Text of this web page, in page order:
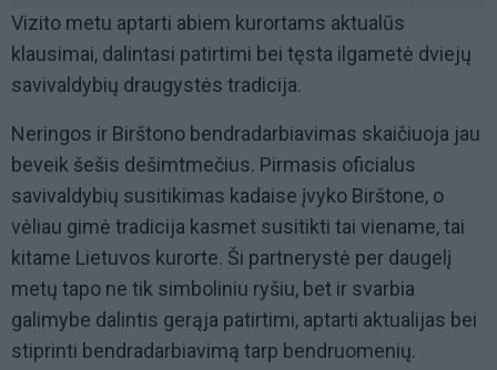
Vizito metu aptarti abiem kurortams aktualūs
klausimai, dalintasi patirtimi bei tęsta ilgametė dviejų
savivaldybių draugystės tradicija.
Neringos ir Birštono bendradarbiavimas skaičiuoja jau
beveik šešis dešimtmečius. Pirmasis oficialus
savivaldybių susitikimas kadaise įvyko Birštone, o
vėliau gimė tradicija kasmet susitikti tai viename, tai
kitame Lietuvos kurorte. Ši partnerystė per daugelį
metų tapo ne tik simboliniu ryšiu, bet ir svarbia
galimybe dalintis gerąja patirtimi, aptarti aktualijas bei
stiprinti bendradarbiavimą tarp bendruomenių.